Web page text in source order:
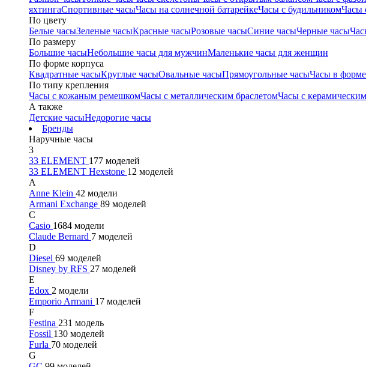
яхтингаСпортивные часыЧасы на солнечной батарейкеЧасы с будильникомЧасы
По цвету
Белые часыЗеленые часыКрасные часыРозовые часыСиние часыЧерные часы
По размеру
Большие часыНебольшие часы для мужчинМаленькие часы для женщин
По форме корпуса
Квадратные часыКруглые часыОвальные часыПрямоугольные часыЧасы в
По типу крепления
Часы с кожаным ремешкомЧасы с металлическим браслетомЧасы с
А также
Детские часыНедорогие часы
Бренды
Наручные часы
3
33 ELEMENT 177 моделей
33 ELEMENT Hexstone 12 моделей
A
Anne Klein 42 модели
Armani Exchange 89 моделей
C
Casio 1684 модели
Claude Bernard 7 моделей
D
Diesel 69 моделей
Disney by RFS 27 моделей
E
Edox 2 модели
Emporio Armani 17 моделей
F
Festina 231 модель
Fossil 130 моделей
Furla 70 моделей
G